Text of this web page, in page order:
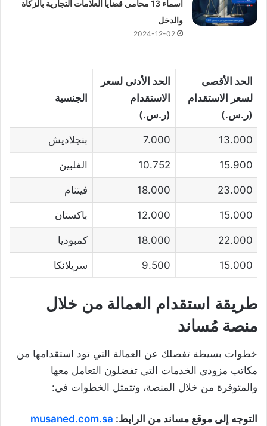
أسماء 13 محامي قضايا العلامات التجارية بالزكاة
والدخل
2024-12-02
الحد الأقصى
لسعر الاستقدام
(ر.س.)
الحد الأدنى لسعر
الاستقدام
(ر.س.)
الجنسية
13.000
7.000 بنجلاديش
15.900
10.752 الفلبين
23.000
18.000 فيتنام
15.000
12.000 باكستان
22.000
18.000 كمبوديا
15.000
9.500 سريلانكا
طريقة استقدام العمالة من خلال
منصة مُساند
خطوات بسيطة تفصلك عن العمالة التي تود استقدامها من
مكاتب مزودي الخدمات التي تفضلون التعامل معها
والمتوفرة من خلال المنصة، وتتمثل الخطوات في:
التوجه إلى موقع مساند من الرابط: musaned.com.sa